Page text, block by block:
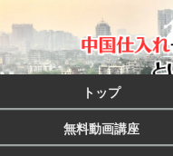
トップ
無料動画講座